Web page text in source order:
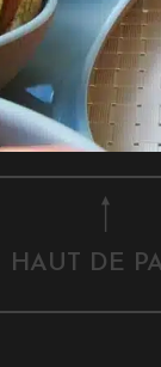
HAUT DE